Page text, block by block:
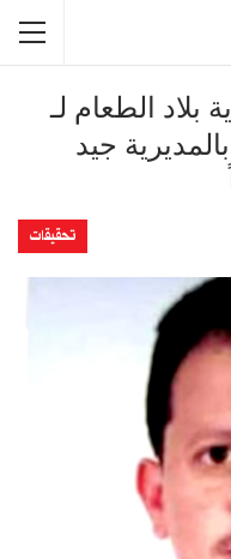
الطعام لـ
جيد
تحقيقات